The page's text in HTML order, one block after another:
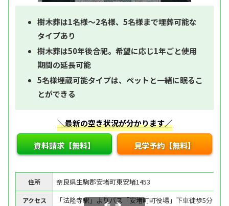
樹木葬は1名様～2名様、5名様まで埋葬可能な
タイプあり
樹木葬は50年後合祀。希望に応じ1年ごと使用
期間の延長可能
5名様埋蔵可能タイプは、ペットと一緒に眠るこ
とができる
＼最新の空き状況が分かります／
資料請求【無料】 見学予約【無料】
住所 奈良県生駒郡安堵町東安堵1453
アクセス 「法隆寺駅」よりバス「安堵町町役場」下車徒歩5分